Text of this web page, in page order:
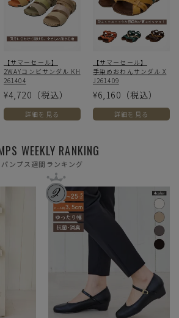
【サマーセール】
2WAYコンビサンダル KH
261404
¥4,720 （税込）
詳細を見る
【サマーセール】
手染めおわんサンダル X
J261409
¥6,160 （税込）
詳細を見る
WEEKLY RANKING
パンプス週間ランキング